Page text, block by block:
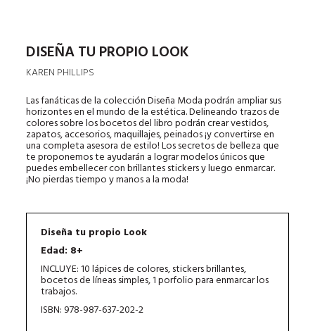
DISEÑA TU PROPIO LOOK
KAREN PHILLIPS
Las fanáticas de la colección Diseña Moda podrán ampliar sus
horizontes en el mundo de la estética. Delineando trazos de
colores sobre los bocetos del libro podrán crear vestidos,
zapatos, accesorios, maquillajes, peinados ¡y convertirse en
una completa asesora de estilo! Los secretos de belleza que
te proponemos te ayudarán a lograr modelos únicos que
puedes embellecer con brillantes stickers y luego enmarcar.
¡No pierdas tiempo y manos a la moda!
Diseña tu propio Look
Edad: 8+
INCLUYE: 10 lápices de colores, stickers brillantes,
bocetos de líneas simples, 1 porfolio para enmarcar los
trabajos.
ISBN: 978-987-637-202-2